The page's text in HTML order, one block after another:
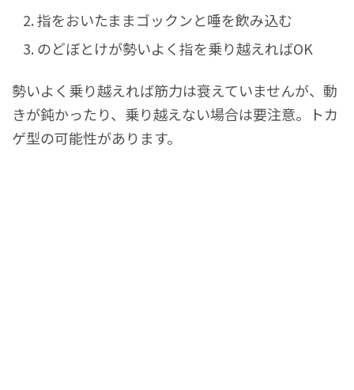
指をおいたままゴックンと唾を飲み込む
のどぼとけが勢いよく指を乗り越えればOK
勢いよく乗り越えれば筋力は衰えていませんが、動
きが鈍かったり、乗り越えない場合は要注意。トカ
ゲ型の可能性があります。